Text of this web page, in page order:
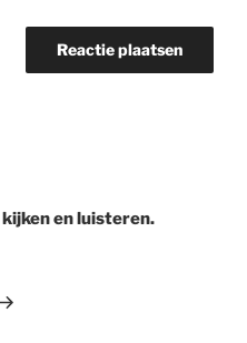
en luisteren.